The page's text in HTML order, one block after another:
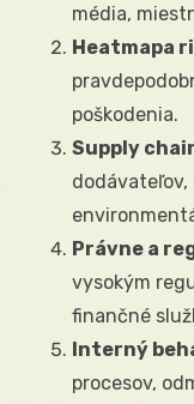
média,
Heatmapa
poškodenia.
Supply
Právne a
vysokým
finančné
Interný
procesov,